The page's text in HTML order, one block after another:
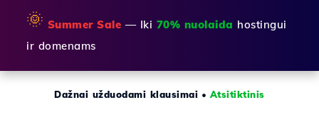
🌞 Summer Sale — Iki 70% nuolaida hostingui
ir domenams
Dažnai užduodami klausimai • Atsitiktinis